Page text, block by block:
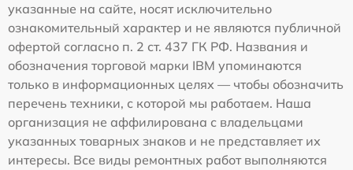
указанные на сайте, носят исключительно
ознакомительный характер и не являются публичной
офертой согласно п. 2 ст. 437 ГК РФ. Названия и
обозначения торговой марки IBM упоминаются
только в информационных целях — чтобы обозначить
перечень техники, с которой мы работаем. Наша
организация не аффилирована с владельцами
указанных товарных знаков и не представляет их
интересы. Все виды ремонтных работ выполняются